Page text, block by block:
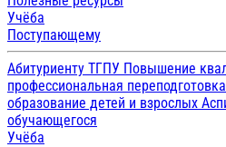
Учёба
Поступающему
Абитуриенту ТГПУ Повышение
профессиональная переподготовка
образование детей и взрослых
обучающегося
Учёба